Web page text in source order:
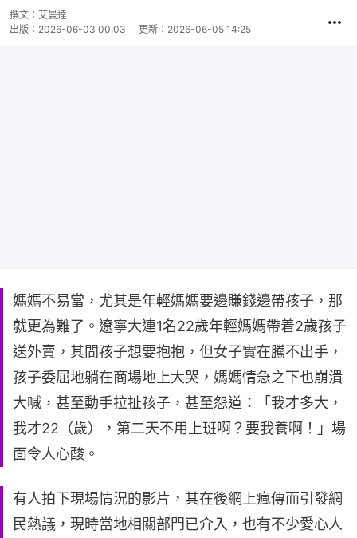
撰文： 艾曼達
出版： 2026-06-03 00:03 更新： 2026-06-05 14:25
媽媽不易當，尤其是年輕媽媽要邊賺錢邊帶孩子，那
就更為難了。遼寧大連1名22歲年輕媽媽帶着2歲孩子
送外賣，其間孩子想要抱抱，但女子實在騰不出手，
孩子委屈地躺在商場地上大哭，媽媽情急之下也崩潰
大喊，甚至動手拉扯孩子，甚至怨道：「我才多大，
我才22（歲），第二天不用上班啊？要我養啊！」場
面令人心酸。
有人拍下現場情況的影片，其在後網上瘋傳而引發網
民熱議，現時當地相關部門已介入，也有不少愛心人